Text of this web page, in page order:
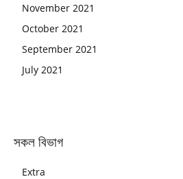
November 2021
October 2021
September 2021
July 2021
সকল বিভাগ
Extra